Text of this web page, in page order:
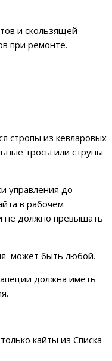
и скользящей
при ремонте.
стропы из кевларовых
тросы или струны
управления до
в рабочем
не должно превышать
может быть любой.
должна иметь
кайты из Списка